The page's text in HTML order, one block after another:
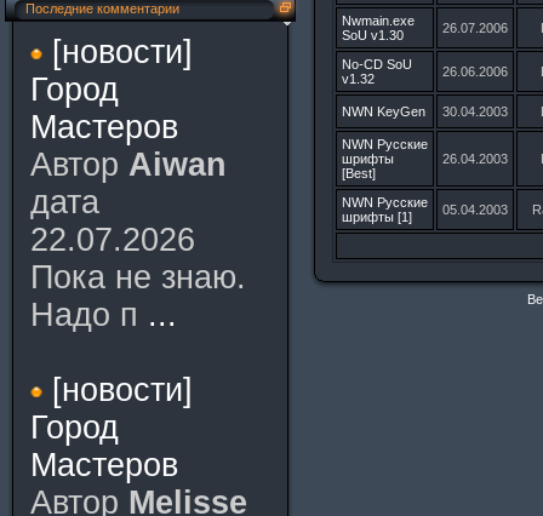
Последние комментарии
[новости]
Город
Мастеров
Автор Aiwan
дата
22.07.2026
Пока не знаю.
Надо п ...
[новости]
Город
Мастеров
Автор Melisse
Nwmain.exe
SoU v1.30
26.07.2006
No-CD SoU
v1.32
26.06.2006
NWN KeyGen 30.04.2003
NWN Русские
шрифты
[Best]
26.04.2003
NWN Русские
шрифты [1]
05.04.2003